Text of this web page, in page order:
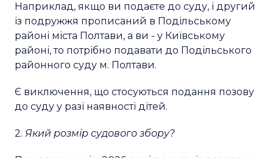
Наприклад, якщо ви подаєте до суду, і другий
із подружжя прописаний в Подільському
районі міста Полтави, а ви - у Київському
районі, то потрібно подавати до Подільського
районного суду м. Полтави.
Є виключення, що стосуються подання позову
до суду у разі наявності дітей.
2. Який розмір судового збору?